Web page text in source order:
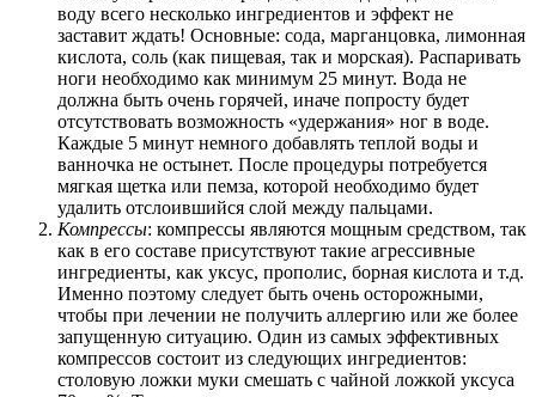
воду всего несколько ингредиентов и эффект не
заставит ждать! Основные: сода, марганцовка, лимонная
кислота, соль (как пищевая, так и морская). Распаривать
ноги необходимо как минимум 25 минут. Вода не
должна быть очень горячей, иначе попросту будет
отсутствовать возможность «удержания» ног в воде.
Каждые 5 минут немного добавлять теплой воды и
ванночка не остынет. После процедуры потребуется
мягкая щетка или пемза, которой необходимо будет
удалить отслоившийся слой между пальцами.
Компрессы: компрессы являются мощным средством, так
как в его составе присутствуют такие агрессивные
ингредиенты, как уксус, прополис, борная кислота и т.д.
Именно поэтому следует быть очень осторожными,
чтобы при лечении не получить аллергию или же более
запущенную ситуацию. Один из самых эффективных
компрессов состоит из следующих ингредиентов:
столовую ложки муки смешать с чайной ложкой уксуса